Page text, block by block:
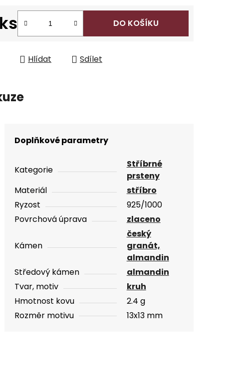
DO KOŠÍKU
Hlídat Sdílet
Doplňkové parametry
Kategorie
Stříbrné
prsteny
Materiál
stříbro
Ryzost
925/1000
Povrchová úprava
zlaceno
Kámen
český
granát,
almandin
Středový kámen
almandin
Tvar, motiv
kruh
Hmotnost kovu
2.4 g
Rozměr motivu
13x13 mm